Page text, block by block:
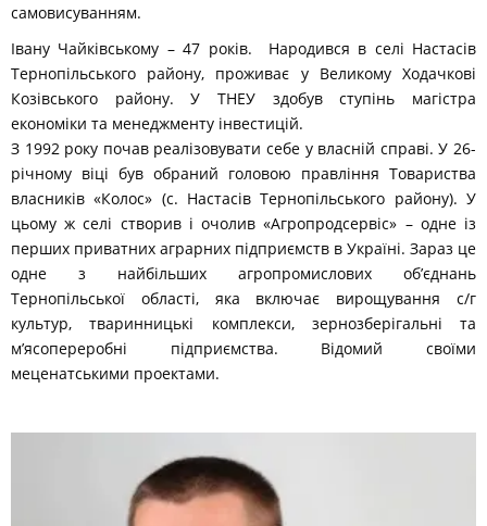
самовисуванням.
Івану Чайківському – 47 років. Народився в селі Настасів
Тернопільського району, проживає у Великому Ходачкові
Козівського району. У ТНЕУ здобув ступінь магістра
економіки та менеджменту інвестицій.
З 1992 року почав реалізовувати себе у власній справі. У 26-
річному віці був обраний головою правління Товариства
власників «Колос» (с. Настасів Тернопільського району). У
цьому ж селі створив і очолив «Агропродсервіс» – одне із
перших приватних аграрних підприємств в Україні. Зараз це
одне з найбільших агропромислових об’єднань
Тернопільської області, яка включає вирощування с/г
культур, тваринницькі комплекси, зернозберігальні та
м’ясопереробні підприємства. Відомий своїми
меценатськими проектами.